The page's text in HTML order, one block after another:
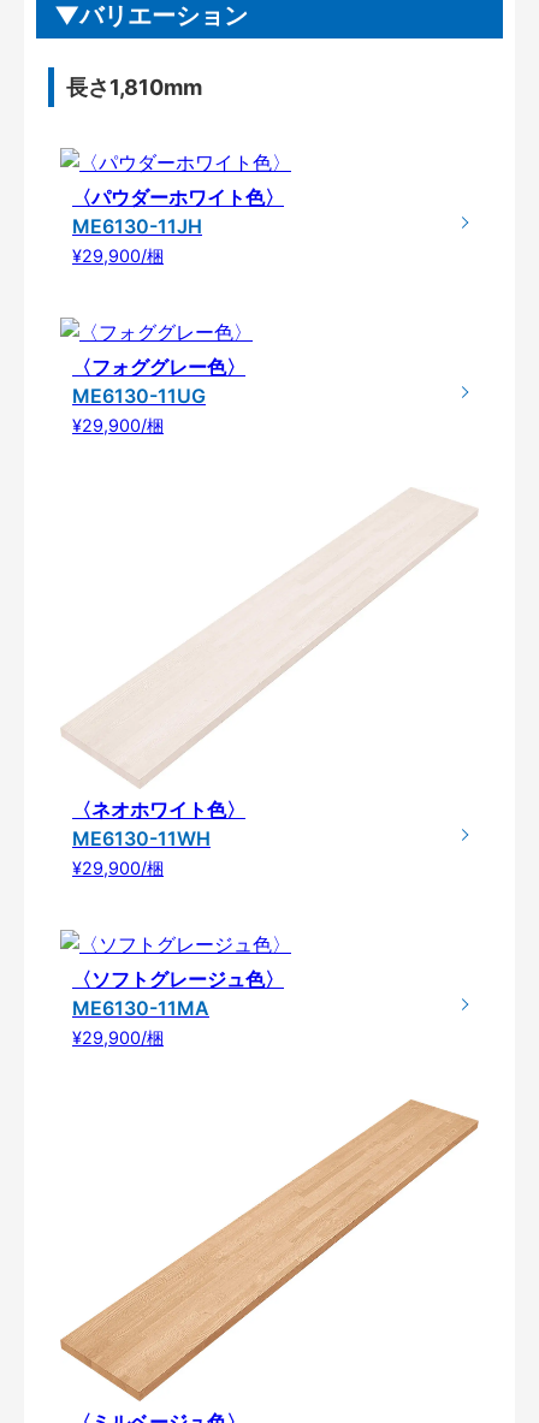
バリエーション
長さ1,810mm
〈パウダーホワイト色〉
ME6130-11JH
¥29,900/梱
〈フォググレー色〉
ME6130-11UG
¥29,900/梱
〈ネオホワイト色〉
ME6130-11WH
¥29,900/梱
〈ソフトグレージュ色〉
ME6130-11MA
¥29,900/梱